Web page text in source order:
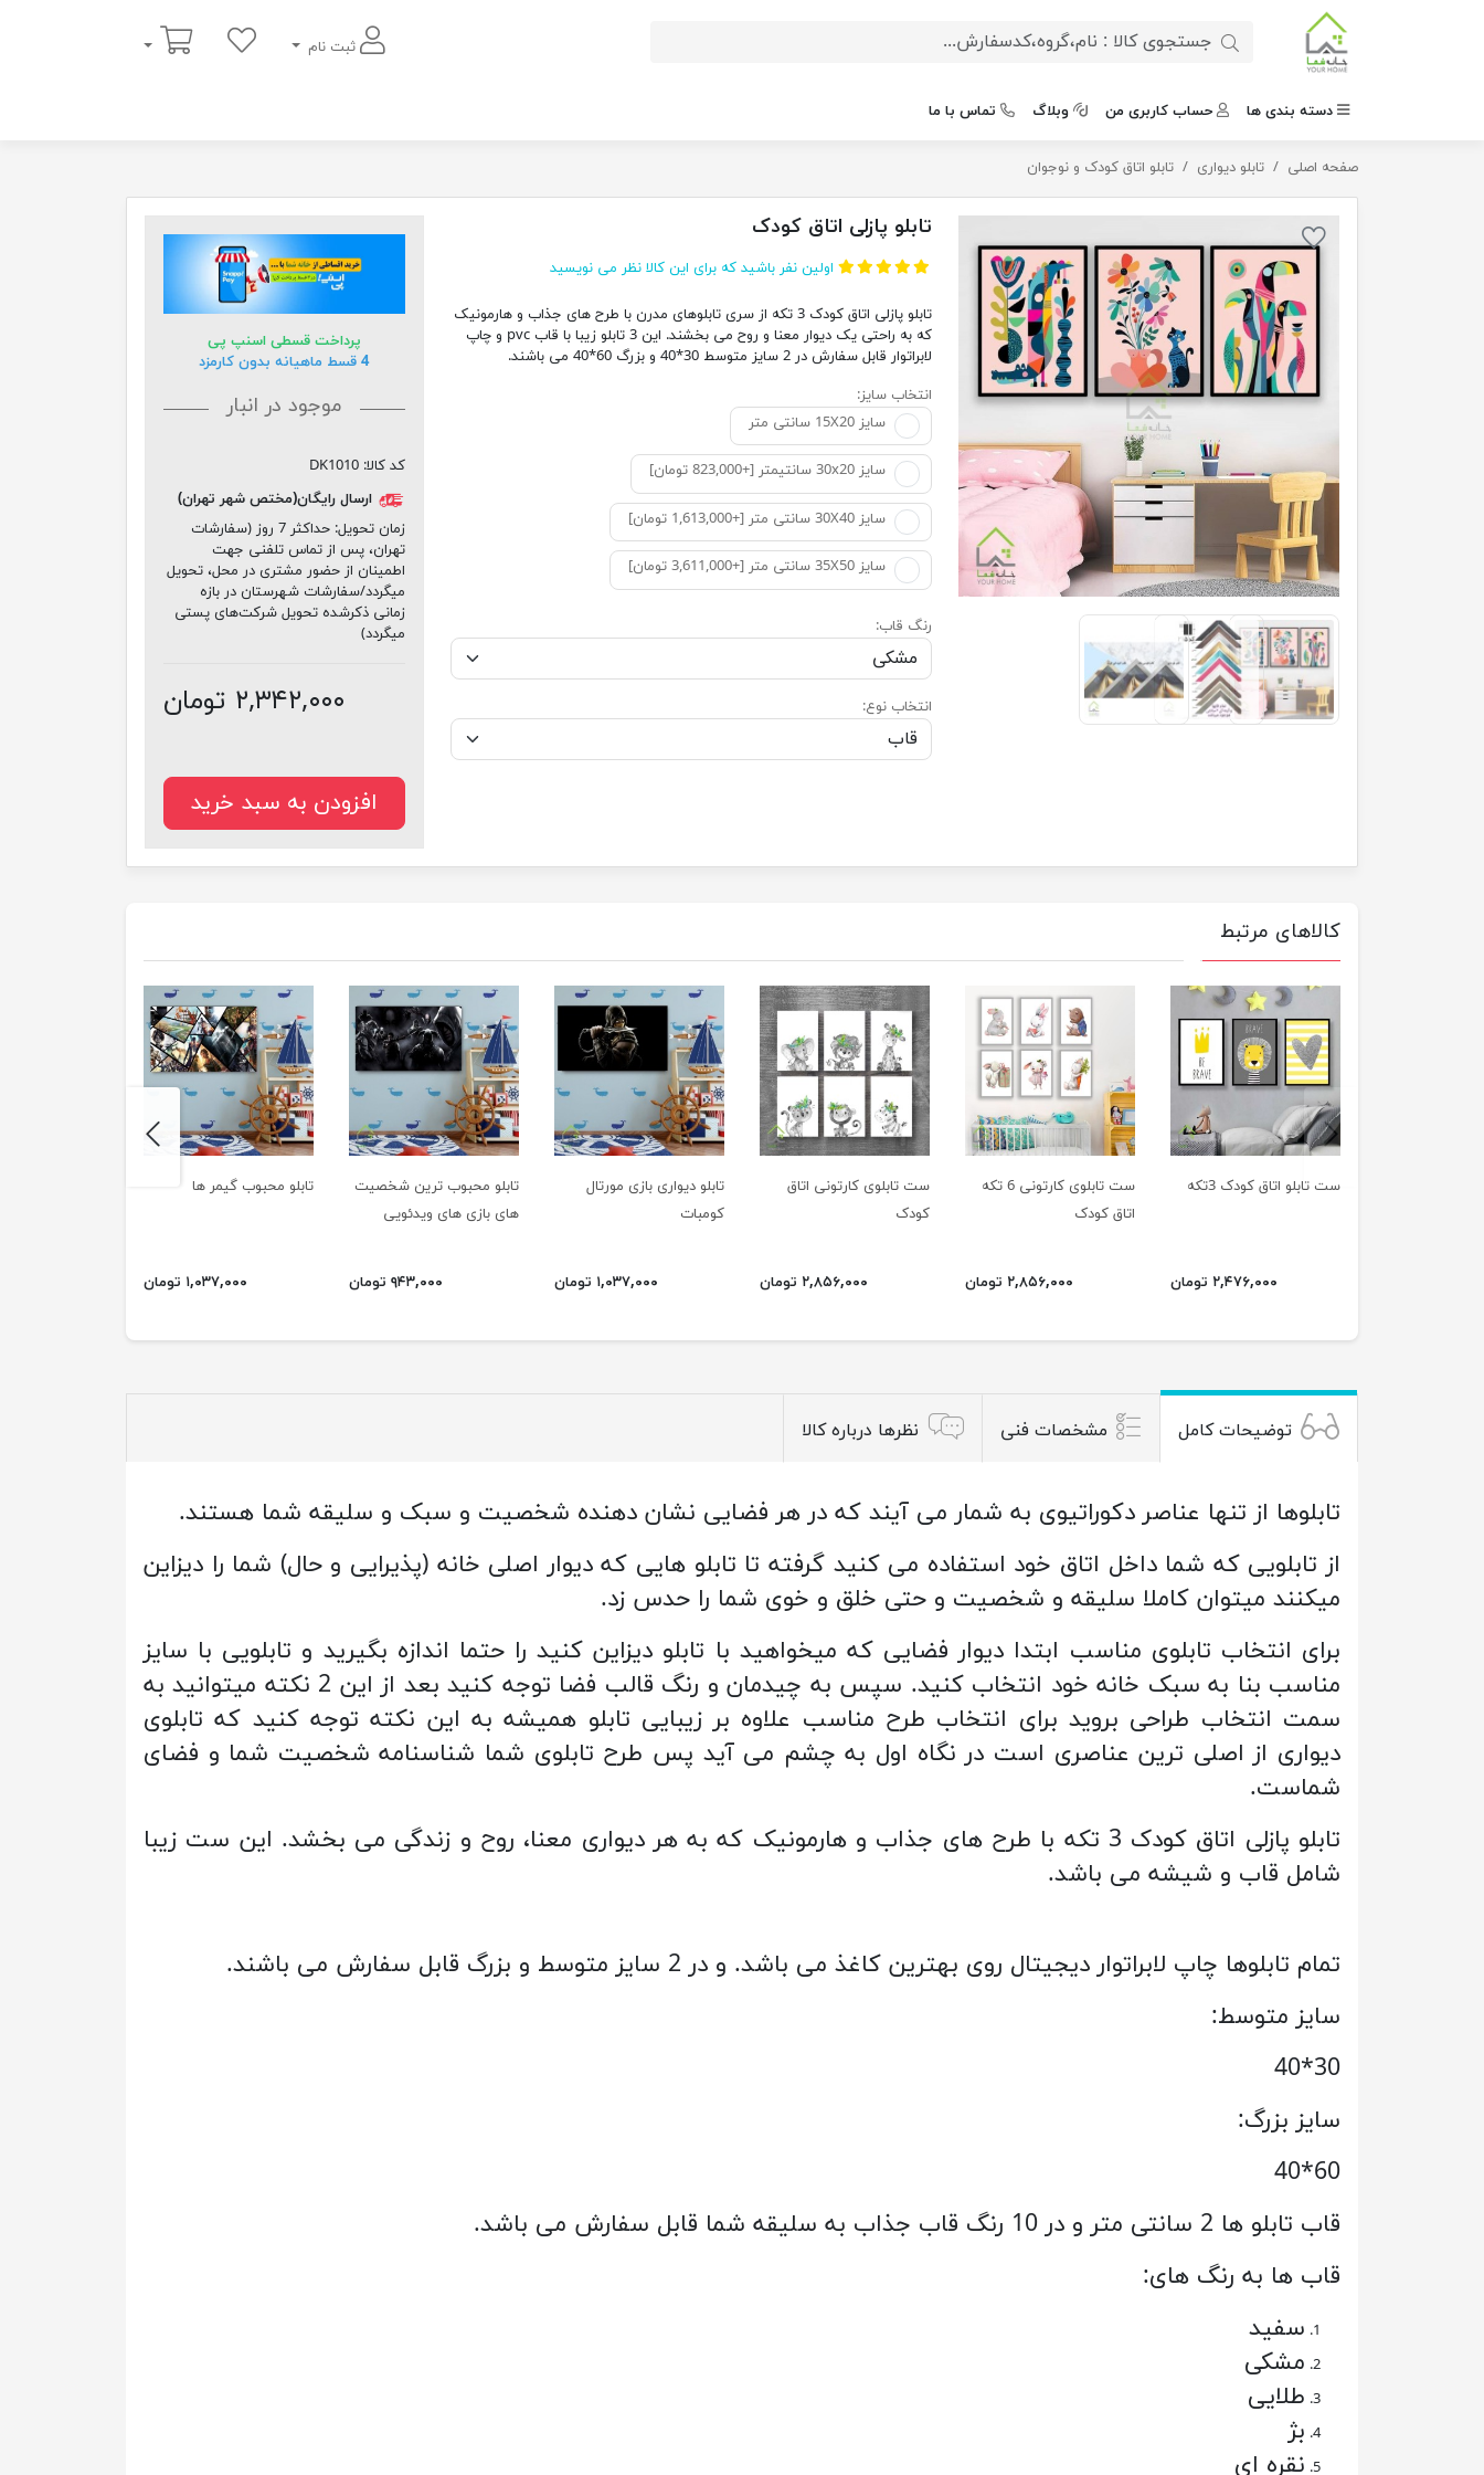
ثبت نام
سبد خرید
دسته بندی ها حساب کاربری من وبلاگ تماس با ما
صفحه اصلی تابلو دیواری تابلو اتاق کودک و نوجوان تابلو پازلی اتاق کودک
تابلو پازلی اتاق کودک
اولین نفر باشید که برای این کالا نظر می نویسید
تابلو پازلی اتاق کودک 3 تکه از سری تابلوهای مدرن با طرح های جذاب و هارمونیک
که به راحتی یک دیوار معنا و روح می بخشند. این 3 تابلو زیبا با قاب pvc و چاپ
لابراتوار قابل سفارش در 2 سایز متوسط 30*40 و بزرگ 60*40 می باشند.
انتخاب سایز:
سایز 15X20 سانتی متر
سایز 30x20 سانتیمتر [+823,000 تومان]
سایز 30X40 سانتی متر [+1,613,000 تومان]
سایز 35X50 سانتی متر [+3,611,000 تومان]
رنگ قاب:
انتخاب نوع:
پرداخت قسطی اسنپ پی
4 قسط ماهیانه بدون کارمزد
موجود در انبار
کد کالا: DK1010
ارسال رایگان(مختص شهر تهران)
زمان تحویل:
حداکثر 7 روز (سفارشات
تهران، پس از تماس تلفنی جهت
اطمینان از حضور مشتری در محل، تحویل
میگردد/سفارشات شهرستان در بازه
زمانی ذکرشده تحویل شرکت‌های پستی
میگردد)
۲,۳۴۲,۰۰۰ تومان
افزودن به سبد خرید
کالاهای مرتبط
ست تابلو اتاق کودک 3تکه
۲,۴۷۶,۰۰۰ تومان
ست تابلوی کارتونی 6 تکه
اتاق کودک
۲,۸۵۶,۰۰۰ تومان
ست تابلوی کارتونی اتاق
کودک
۲,۸۵۶,۰۰۰ تومان
تابلو دیواری بازی مورتال
کومبات
۱,۰۳۷,۰۰۰ تومان
تابلو محبوب ترین شخصیت
های بازی های ویدئویی
۹۴۳,۰۰۰ تومان
تابلو محبوب گیمر ها
۱,۰۳۷,۰۰۰ تومان
previus
next
توضیحات کامل مشخصات فنی نظرها درباره کالا
تابلوها از تنها عناصر دکوراتیوی به شمار می آیند که در هر فضایی نشان دهنده شخصیت و سبک و سلیقه شما هستند.
از تابلویی که شما داخل اتاق خود استفاده می کنید گرفته تا تابلو هایی که دیوار اصلی خانه (پذیرایی و حال) شما را دیزاین
میکنند میتوان کاملا سلیقه و شخصیت و حتی خلق و خوی شما را حدس زد.
برای انتخاب تابلوی مناسب ابتدا دیوار فضایی که میخواهید با تابلو دیزاین کنید را حتما اندازه بگیرید و تابلویی با سایز
مناسب بنا به سبک خانه خود انتخاب کنید. سپس به چیدمان و رنگ قالب فضا توجه کنید بعد از این 2 نکته میتوانید به
سمت انتخاب طراحی بروید برای انتخاب طرح مناسب علاوه بر زیبایی تابلو همیشه به این نکته توجه کنید که تابلوی
دیواری از اصلی ترین عناصری است در نگاه اول به چشم می آید پس طرح تابلوی شما شناسنامه شخصیت شما و فضای
شماست.
تابلو پازلی اتاق کودک 3 تکه با طرح های جذاب و هارمونیک که به هر دیواری معنا، روح و زندگی می بخشد. این ست زیبا
شامل قاب و شیشه می باشد.
تمام تابلوها چاپ لابراتوار دیجیتال روی بهترین کاغذ می باشد. و در 2 سایز متوسط و بزرگ قابل سفارش می باشند.
سایز متوسط:
30*40
سایز بزرگ:
60*40
قاب تابلو ها 2 سانتی متر و در 10 رنگ قاب جذاب به سلیقه شما قابل سفارش می باشد.
قاب ها به رنگ های:
سفید
مشکی
طلایی
بژ
نقره ای